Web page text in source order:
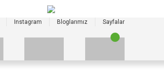
Instagram Bloglarımız Sayfalar